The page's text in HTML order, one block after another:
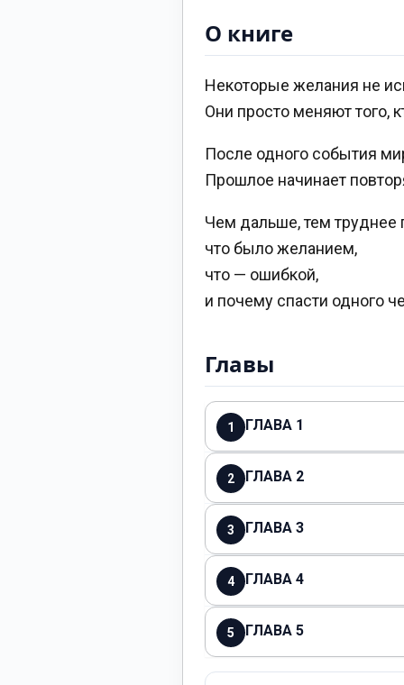
О книге
Некоторые желания не
Они просто меняют того,
После одного события
Прошлое начинает
Чем дальше, тем труднее
что было желанием,
что — ошибкой,
и почему спасти одного
Главы
1 ГЛАВА 1
2 ГЛАВА 2
3 ГЛАВА 3
4 ГЛАВА 4
5 ГЛАВА 5